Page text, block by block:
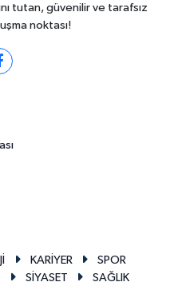
tutan, güvenilir ve tarafsız
noktası!
KARİYER
SPOR
SİYASET SAĞLIK